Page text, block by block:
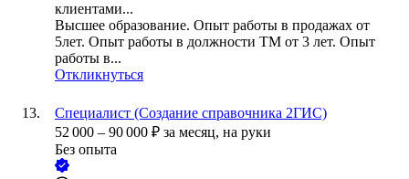
клиентами...
Высшее образование. Опыт работы в продажах от
5лет. Опыт работы в должности ТМ от 3 лет. Опыт
работы в...
Откликнуться
Специалист (Создание справочника 2ГИС)
52 000 – 90 000 ₽ за месяц, на руки
Без опыта